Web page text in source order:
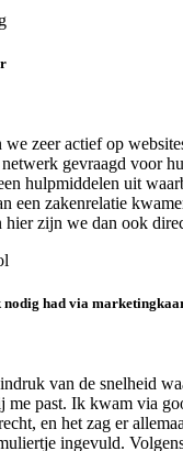
zeer actief op
gevraagd voor
hulpmiddelen uit
een zakenrelatie
hier zijn we dan ook
nodig had via
van de snelheid
me past. Ik kwam via
en het zag er
ingevuld.